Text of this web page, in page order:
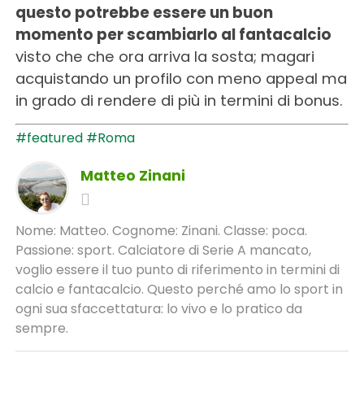
questo potrebbe essere un buon
momento per scambiarlo al fantacalcio
visto che che ora arriva la sosta; magari
acquistando un profilo con meno appeal ma
in grado di rendere di più in termini di bonus.
#featured #Roma
Matteo Zinani
Nome: Matteo. Cognome: Zinani. Classe: poca.
Passione: sport. Calciatore di Serie A mancato,
voglio essere il tuo punto di riferimento in termini di
calcio e fantacalcio. Questo perché amo lo sport in
ogni sua sfaccettatura: lo vivo e lo pratico da
sempre.